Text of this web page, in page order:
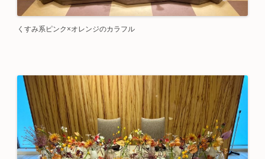
くすみ系ピンク×オレンジのカラフル